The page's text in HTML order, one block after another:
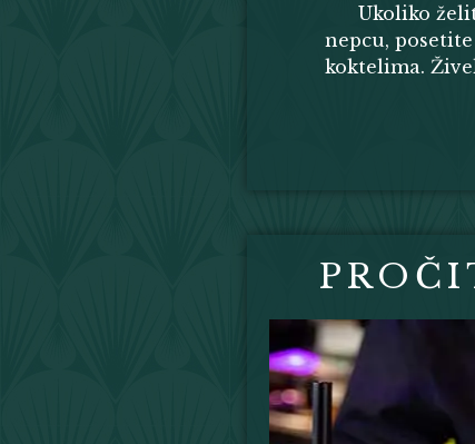
Ukoliko
nepcu,
koktelima.